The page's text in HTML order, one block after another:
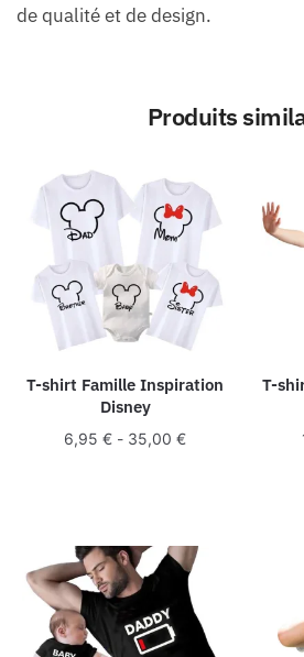
de qualité et de design.
Produits
T-shirt Famille Inspiration
Disney
6,95€ - 35,00€
T-